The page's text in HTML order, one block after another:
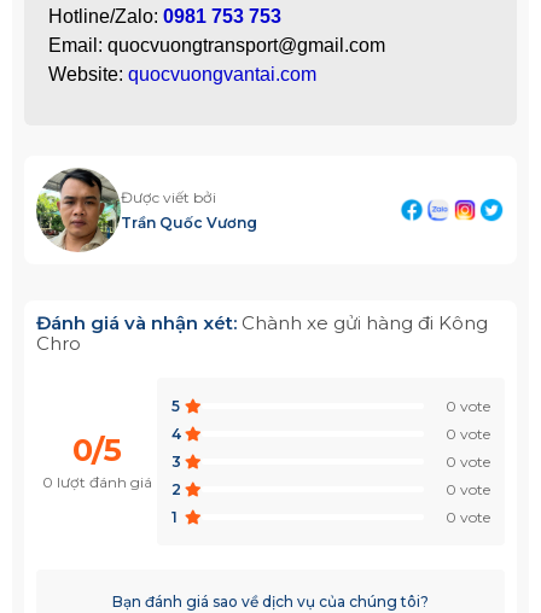
Hotline/Zalo: 0981 753 753
Email: quocvuongtransport@gmail.com
Website: quocvuongvantai.com
Được viết bởi
Trần Quốc Vương
Đánh giá và nhận xét: Chành xe gửi hàng đi Kông
Chro
0/5
0 lượt đánh giá
5
0 vote
4
0 vote
3
0 vote
2
0 vote
1
0 vote
Bạn đánh giá sao về dịch vụ của chúng tôi?